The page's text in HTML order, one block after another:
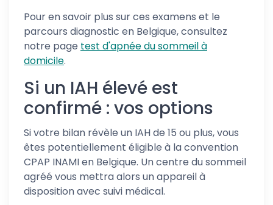
Pour en savoir plus sur ces examens et le
parcours diagnostic en Belgique, consultez
notre page test d'apnée du sommeil à
domicile.
Si un IAH élevé est
confirmé : vos options
Si votre bilan révèle un IAH de 15 ou plus, vous
êtes potentiellement éligible à la convention
CPAP INAMI en Belgique. Un centre du sommeil
agréé vous mettra alors un appareil à
disposition avec suivi médical.